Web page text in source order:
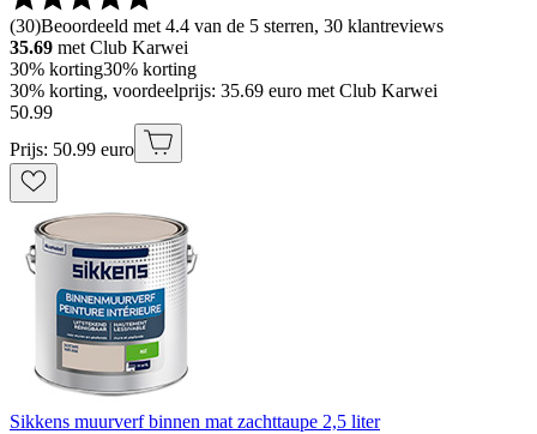
(30)Beoordeeld met 4.4 van de 5 sterren, 30 klantreviews
35.69 met Club Karwei
30% korting30% korting
30% korting, voordeelprijs: 35.69 euro met Club Karwei
50.99
Prijs: 50.99 euro
Sikkens muurverf binnen mat zachttaupe 2,5 liter